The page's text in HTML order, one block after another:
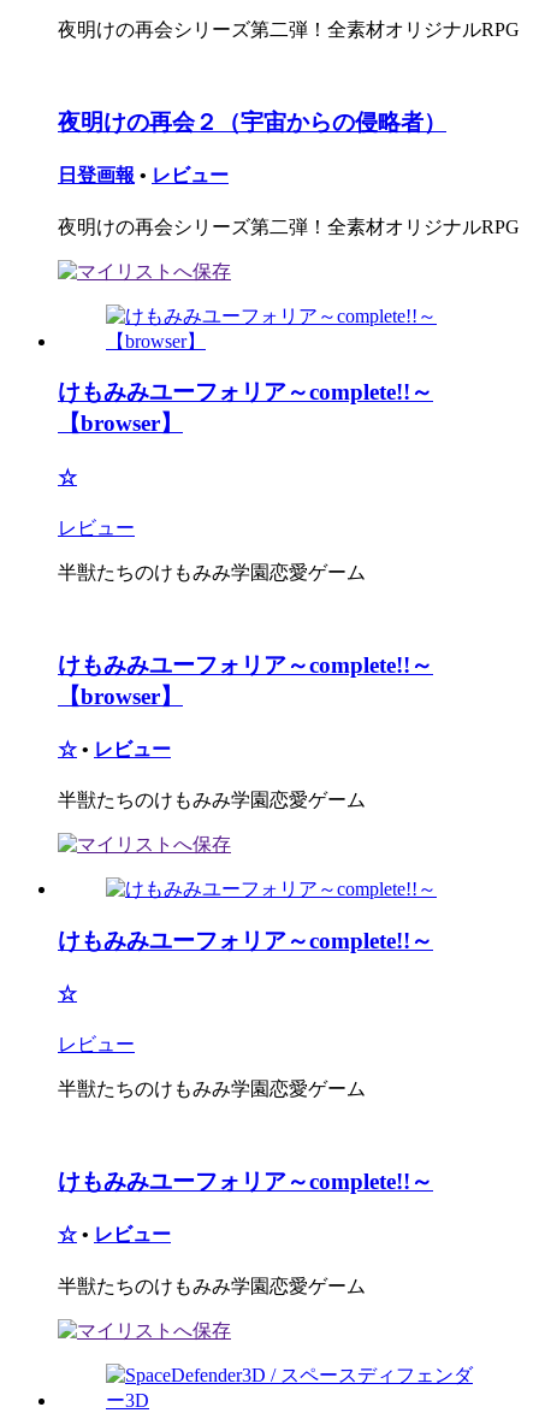
夜明けの再会シリーズ第二弾！全素材オリジナルRPG
夜明けの再会２（宇宙からの侵略者）
日登画報 • レビュー
夜明けの再会シリーズ第二弾！全素材オリジナルRPG
けもみみユーフォリア～complete!!～
【browser】
☆
レビュー
半獣たちのけもみみ学園恋愛ゲーム
けもみみユーフォリア～complete!!～
【browser】
☆ • レビュー
半獣たちのけもみみ学園恋愛ゲーム
けもみみユーフォリア～complete!!～
☆
レビュー
半獣たちのけもみみ学園恋愛ゲーム
けもみみユーフォリア～complete!!～
☆ • レビュー
半獣たちのけもみみ学園恋愛ゲーム